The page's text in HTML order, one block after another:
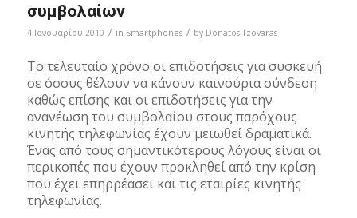
συμβολαίων
4 Ιανουαρίου 2010 / in Smartphones / by Donatos Tzovaras
Το τελευταίο χρόνο οι επιδοτήσεις για συσκευή
σε όσους θέλουν να κάνουν καινούρια σύνδεση
καθώς επίσης και οι επιδοτήσεις για την
ανανέωση του συμβολαίου στους παρόχους
κινητής τηλεφωνίας έχουν μειωθεί δραματικά.
Ένας από τους σημαντικότερους λόγους είναι οι
περικοπές που έχουν προκληθεί από την κρίση
που έχει επηρρέασει και τις εταιρίες κινητής
τηλεφωνίας.